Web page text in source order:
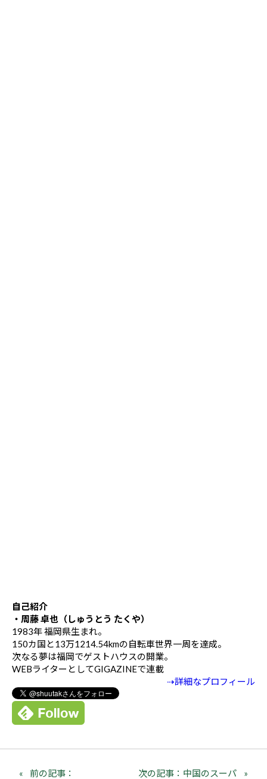
自己紹介
・周藤 卓也（しゅうとう たくや）
1983年 福岡県生まれ。
150カ国と13万1214.54kmの自転車世界一周を達成。
次なる夢は福岡でゲストハウスの開業。
WEBライターとしてGIGAZINEで連載
⇢詳細なプロフィール
前の記事：
次の記事：中国のスーパ